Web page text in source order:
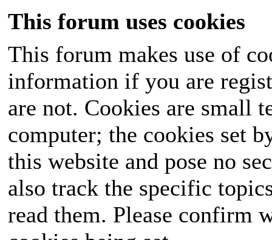
This forum uses cookies
This forum makes use of
information if you are
are not. Cookies are small
computer; the cookies set
this website and pose no
also track the specific
read them. Please confirm